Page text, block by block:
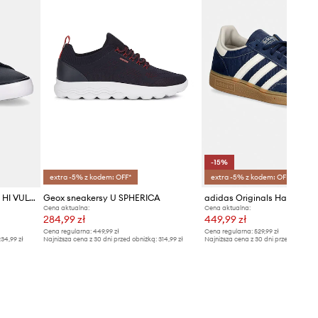
Tommy Hilfiger sneakersy TH HI VULC CORE LOW LTH II ESS
zł
extra -5% z kodem: OFF*
Geox sneakersy U SPHERICA
Cena aktualna:
284,99 zł
Cena regularna:449,99 zł
Najniższa cena z 30 dni przed obniżką:314,99 zł
-15%
extra -5% z kodem: OFF*
Cena aktualna:
449,99 zł
Cena regularna: 529,99 zł
Najniższa cena z 30 dni przed obniżką: